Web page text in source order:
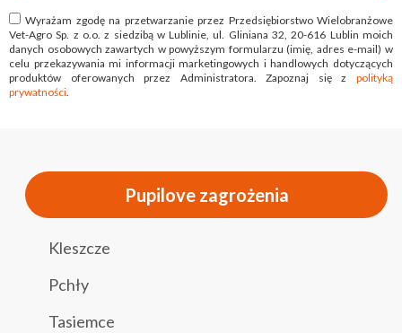
Wyrażam zgodę na przetwarzanie przez Przedsiębiorstwo Wielobranżowe
Vet-Agro Sp. z o.o. z siedzibą w Lublinie, ul. Gliniana 32, 20-616 Lublin moich
danych osobowych zawartych w powyższym formularzu (imię, adres e-mail) w
celu przekazywania mi informacji marketingowych i handlowych dotyczących
produktów oferowanych przez Administratora. Zapoznaj się z polityką
prywatności.
Pupilove zagrożenia
Kleszcze
Pchły
Tasiemce